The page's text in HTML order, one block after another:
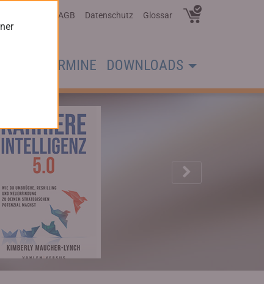
AGB Datenschutz Glossar
TERMINE DOWNLOADS